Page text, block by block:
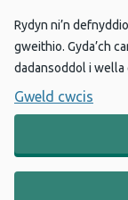
Rydyn ni’n
gweithio. Gyda’ch
dadansoddol i
Gweld cwcis